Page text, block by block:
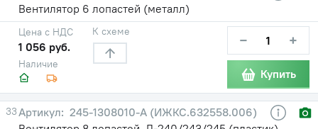
Вентилятор 6 лопастей (металл)
Наличие
Цена с НДС
1 056 руб.
К схеме − +
Купить
33
245-1308010-А (ИЖКС.632558.006)